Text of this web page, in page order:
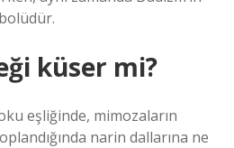
küser mi?
eşliğinde, mimozaların
narin dallarına ne